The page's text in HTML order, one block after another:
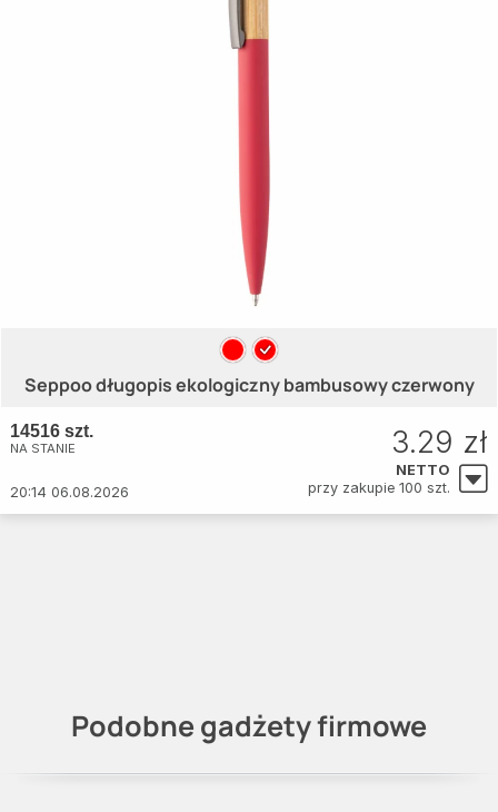
Seppoo długopis ekologiczny bambusowy czerwony
14516 szt.
NA STANIE
20:14 06.08.2026
3.29 zł
NETTO
przy zakupie 100 szt.
Podobne gadżety firmowe